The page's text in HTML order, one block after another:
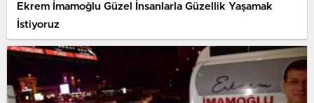
Ekrem İmamoğlu Güzel İnsanlarla Güzellik Yaşamak
İstiyoruz